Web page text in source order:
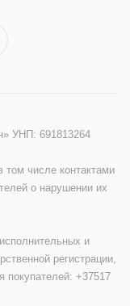
УНП: 691813264
том числе контактами
о нарушении их
и
регистрации,
покупателей: +37517